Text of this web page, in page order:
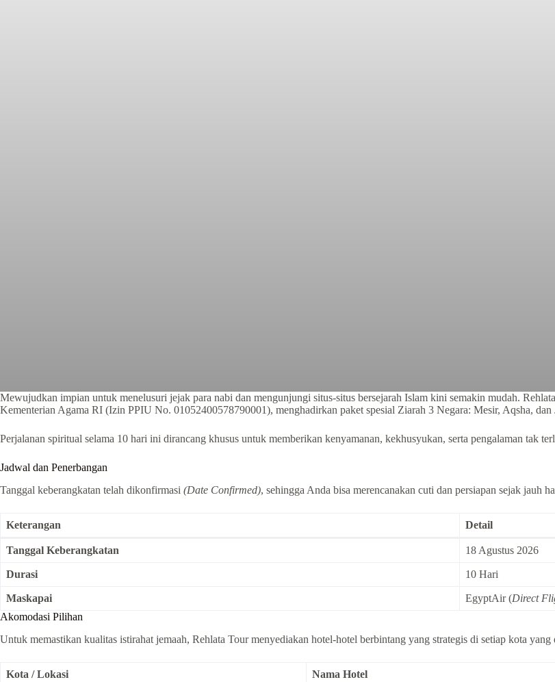
Mewujudkan impian untuk menelusuri jejak para nabi dan mengunjungi situs-situs bersejarah Islam kini semakin mudah.
Kementerian Agama RI (Izin PPIU No. 01052400578790001), menghadirkan paket spesial Ziarah 3 Negara: Mesir, Aqsha, dan
Perjalanan spiritual selama 10 hari ini dirancang khusus untuk memberikan kenyamanan, kekhusyukan, serta pengalaman tak
Jadwal dan Penerbangan
Tanggal keberangkatan telah dikonfirmasi (Date Confirmed), sehingga Anda bisa merencanakan cuti dan persiapan sejak jauh
Keterangan Detail
Tanggal Keberangkatan 18 Agustus 2026
Durasi 10 Hari
Maskapai EgyptAir (Direct
Akomodasi Pilihan
Untuk memastikan kualitas istirahat jemaah, Rehlata Tour menyediakan hotel-hotel berbintang yang strategis di setiap kota
Kota / Lokasi Nama Hotel